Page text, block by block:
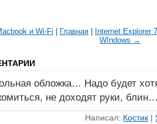
и Wi-Fi Главная
Internet Explorer
WIndows →
обложка… Надо будет
не доходят руки,
Написал: Костик |